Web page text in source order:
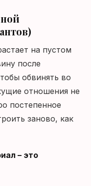
на пустом
после
обвинять во
отношения не
постепенное
заново, как
– это